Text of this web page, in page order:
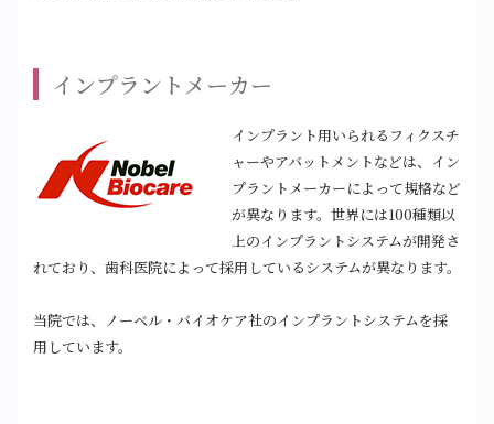
インプラントメーカー
インプラント用いられるフィクスチ
ャーやアバットメントなどは、イン
プラントメーカーによって規格など
が異なります。世界には100種類以
上のインプラントシステムが開発さ
れており、歯科医院によって採用しているシステムが異なります。
当院では、ノーベル・バイオケア社のインプラントシステムを採
用しています。